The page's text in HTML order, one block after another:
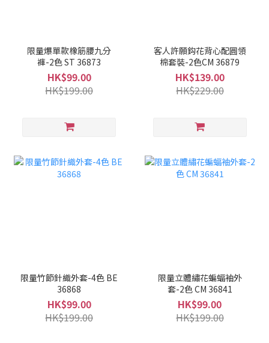
限量爆單款橡筋腰九分
褲-2色 ST 36873
HK$99.00
HK$199.00
客人許願鈎花背心配圓領
棉套裝-2色CM 36879
HK$139.00
HK$229.00
限量竹節針織外套-4色 BE
36868
HK$99.00
HK$199.00
限量立體繡花蝙蝠袖外
套-2色 CM 36841
HK$99.00
HK$199.00